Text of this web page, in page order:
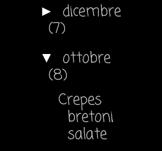
► dicembre
(7)
▼ ottobre
(8)
Crepes
bretoni
salate